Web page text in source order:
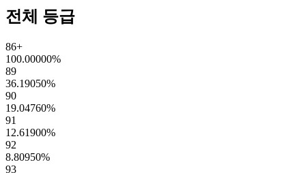
전체 등급
86+
100.00000%
89
36.19050%
90
19.04760%
91
12.61900%
92
8.80950%
93